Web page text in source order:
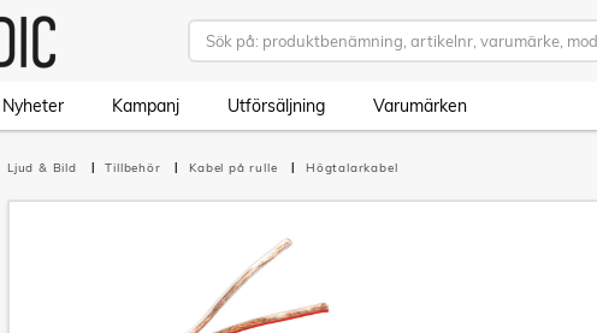
Nyheter Kampanj Utförsäljning Varumärken
Ljud & Bild Tillbehör Kabel på rulle Högtalarkabel